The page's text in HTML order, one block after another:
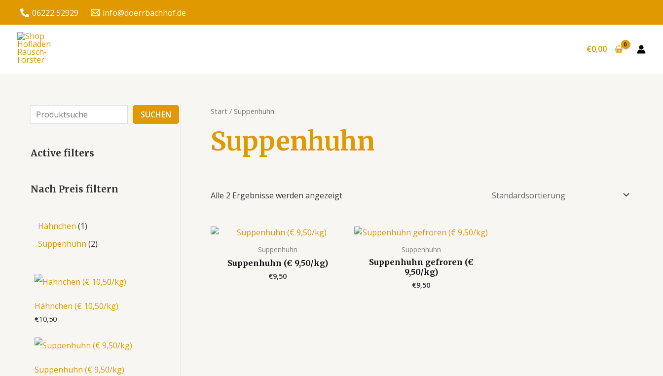
06222 52929 info@doerrbachhof.de
€0,00
SUCHEN
Active filters
Nach Preis filtern
Hähnchen 1
Suppenhuhn 2
Hähnchen (€ 10,50/kg)
€10,50
Suppenhuhn (€ 9,50/kg)
Start / Suppenhuhn
Suppenhuhn
Alle 2 Ergebnisse werden angezeigt
Suppenhuhn
Suppenhuhn (€ 9,50/kg)
€9,50
Suppenhuhn
Suppenhuhn gefroren (€
9,50/kg)
€9,50